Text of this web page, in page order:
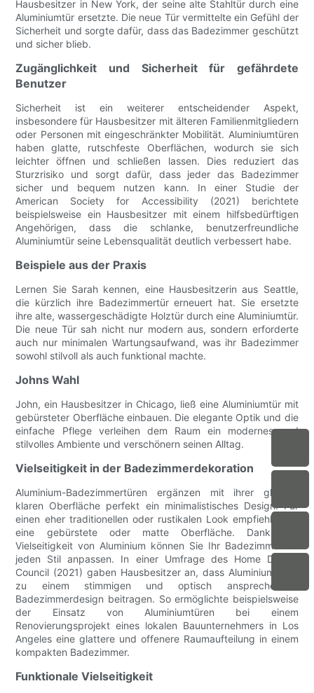
Hausbesitzer in New York, der seine alte Stahltür durch eine
Aluminiumtür ersetzte. Die neue Tür vermittelte ein Gefühl der
Sicherheit und sorgte dafür, dass das Badezimmer geschützt
und sicher blieb.
Zugänglichkeit und Sicherheit für gefährdete
Benutzer
Sicherheit ist ein weiterer entscheidender Aspekt,
insbesondere für Hausbesitzer mit älteren Familienmitgliedern
oder Personen mit eingeschränkter Mobilität. Aluminiumtüren
haben glatte, rutschfeste Oberflächen, wodurch sie sich
leichter öffnen und schließen lassen. Dies reduziert das
Sturzrisiko und sorgt dafür, dass jeder das Badezimmer
sicher und bequem nutzen kann. In einer Studie der
American Society for Accessibility (2021) berichtete
beispielsweise ein Hausbesitzer mit einem hilfsbedürftigen
Angehörigen, dass die schlanke, benutzerfreundliche
Aluminiumtür seine Lebensqualität deutlich verbessert habe.
Beispiele aus der Praxis
Lernen Sie Sarah kennen, eine Hausbesitzerin aus Seattle,
die kürzlich ihre Badezimmertür erneuert hat. Sie ersetzte
ihre alte, wassergeschädigte Holztür durch eine Aluminiumtür.
Die neue Tür sah nicht nur modern aus, sondern erforderte
auch nur minimalen Wartungsaufwand, was ihr Badezimmer
sowohl stilvoll als auch funktional machte.
Johns Wahl
John, ein Hausbesitzer in Chicago, ließ eine Aluminiumtür mit
gebürsteter Oberfläche einbauen. Die elegante Optik und die
einfache Pflege verleihen dem Raum ein modernes und
stilvolles Ambiente und verschönern seinen Alltag.
Vielseitigkeit in der Badezimmerdekoration
Aluminium-Badezimmertüren ergänzen mit ihrer glatten,
klaren Oberfläche perfekt ein minimalistisches Design. Für
einen eher traditionellen oder rustikalen Look empfiehlt sich
eine gebürstete oder matte Oberfläche. Dank der
Vielseitigkeit von Aluminium können Sie Ihr Badezimmer an
jeden Stil anpassen. In einer Umfrage des Home Design
Council (2021) gaben Hausbesitzer an, dass Aluminiumtüren
zu einem stimmigen und optisch ansprechenden
Badezimmerdesign beitragen. So ermöglichte beispielsweise
der Einsatz von Aluminiumtüren bei einem
Renovierungsprojekt eines lokalen Bauunternehmers in Los
Angeles eine glattere und offenere Raumaufteilung in einem
kompakten Badezimmer.
Funktionale Vielseitigkeit